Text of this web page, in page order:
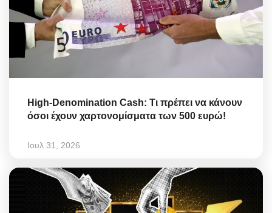
High-Denomination Cash: Τι πρέπει να κάνουν
όσοι έχουν χαρτονομίσματα των 500 ευρώ!
Ιουλ 31, 2026